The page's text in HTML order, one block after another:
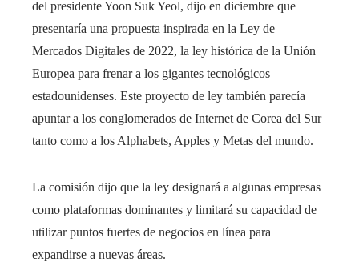
del presidente Yoon Suk Yeol, dijo en diciembre que
presentaría una propuesta inspirada en la Ley de
Mercados Digitales de 2022, la ley histórica de la Unión
Europea para frenar a los gigantes tecnológicos
estadounidenses. Este proyecto de ley también parecía
apuntar a los conglomerados de Internet de Corea del Sur
tanto como a los Alphabets, Apples y Metas del mundo.
La comisión dijo que la ley designará a algunas empresas
como plataformas dominantes y limitará su capacidad de
utilizar puntos fuertes de negocios en línea para
expandirse a nuevas áreas.